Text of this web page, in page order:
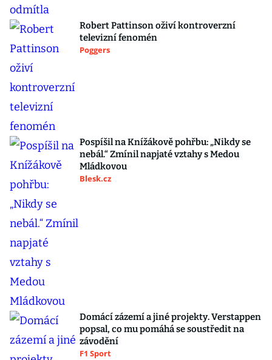
Robert Pattinson oživí kontroverzní
televizní fenomén
Poggers
Pospíšil na Knížákově pohřbu: „Nikdy se
nebál.“ Zmínil napjaté vztahy s Medou
Mládkovou
Blesk.cz
Domácí zázemí a jiné projekty. Verstappen
popsal, co mu pomáhá se soustředit na
závodění
F1 Sport